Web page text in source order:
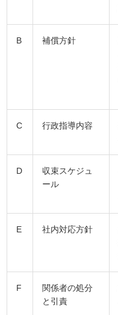
B 補償方針
C 行政指導内容
D
収束スケジュ
ール
E 社内対応方針
F
関係者の処分
と引責